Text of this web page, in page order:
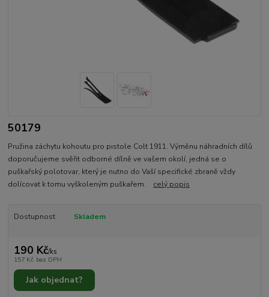
50179
Pružina záchytu kohoutu pro pistole Colt 1911. Výměnu náhradních dílů
doporučujeme svěřit odborné dílně ve vašem okolí, jedná se o
puškařský polotovar, který je nutno do Vaší specifické zbraně vždy
dolícovat k tomu vyškoleným puškařem. celý popis
Dostupnost Skladem
190 Kč/ks
157 Kč bez DPH
Jak objednat?